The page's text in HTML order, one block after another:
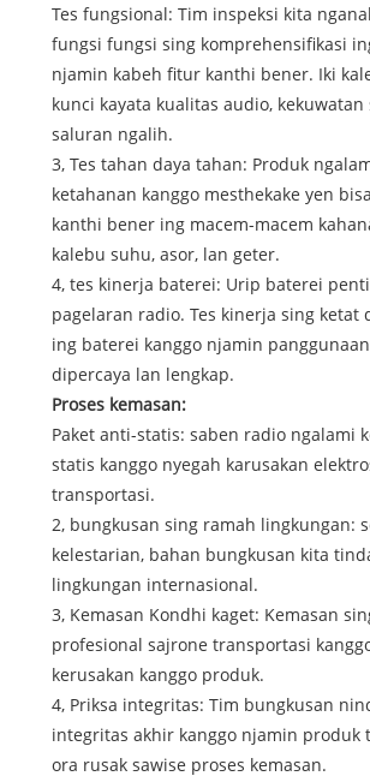
Tes fungsional: Tim inspeksi kita
fungsi fungsi sing komprehensifikasi
njamin kabeh fitur kanthi bener. Iki
kunci kayata kualitas audio, kekuwatan
saluran ngalih.
3, Tes tahan daya tahan: Produk
ketahanan kanggo mesthekake yen
kanthi bener ing macem-macem
kalebu suhu, asor, lan geter.
4, tes kinerja baterei: Urip baterei
pagelaran radio. Tes kinerja sing ketat
ing baterei kanggo njamin
dipercaya lan lengkap.
Proses kemasan:
Paket anti-statis: saben radio ngalami
statis kanggo nyegah karusakan
transportasi.
2, bungkusan sing ramah lingkungan:
kelestarian, bahan bungkusan kita
lingkungan internasional.
3, Kemasan Kondhi kaget: Kemasan
profesional sajrone transportasi
kerusakan kanggo produk.
4, Priksa integritas: Tim bungkusan
integritas akhir kanggo njamin produk
ora rusak sawise proses kemasan.